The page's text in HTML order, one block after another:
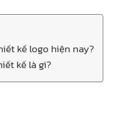
kế logo hiện nay?
kế là gì?